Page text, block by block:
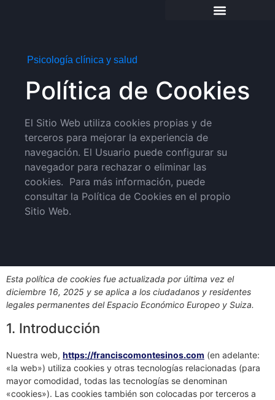
Psicología clínica y salud
Política de Cookies
El Sitio Web utiliza cookies propias y de
terceros para mejorar la experiencia de
navegación. El Usuario puede configurar su
navegador para rechazar o eliminar las
cookies. Para más información, puede
consultar la Política de Cookies en el propio
Sitio Web.
Esta política de cookies fue actualizada por última vez el
diciembre 16, 2025 y se aplica a los ciudadanos y residentes
legales permanentes del Espacio Económico Europeo y Suiza.
1. Introducción
Nuestra web, https://franciscomontesinos.com (en adelante:
«la web») utiliza cookies y otras tecnologías relacionadas (para
mayor comodidad, todas las tecnologías se denominan
«cookies»). Las cookies también son colocadas por terceros a